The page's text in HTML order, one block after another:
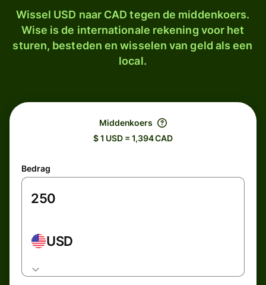
Wissel USD naar CAD tegen de middenkoers.
Wise is de internationale rekening voor het
sturen, besteden en wisselen van geld als een
local.
Middenkoers
$ 1 USD = 1,394 CAD
Bedrag
USD